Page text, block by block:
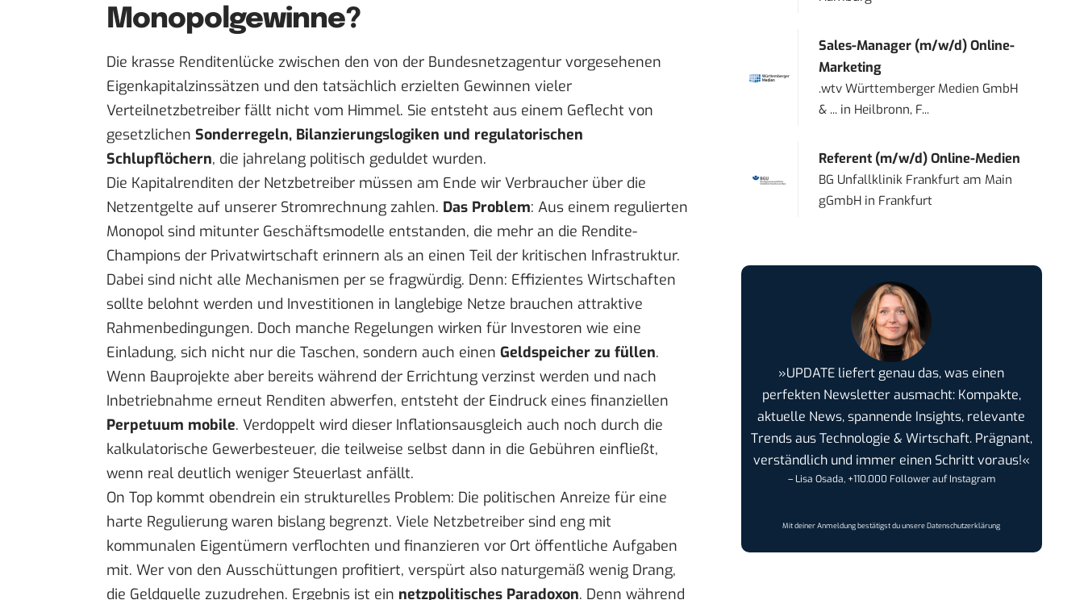
Monopolgewinne?
Die krasse Renditenlücke zwischen den von der Bundesnetzagentur vorgesehenen
Eigenkapitalzinssätzen und den tatsächlich erzielten Gewinnen vieler
Verteilnetzbetreiber fällt nicht vom Himmel. Sie entsteht aus einem Geflecht von
gesetzlichen Sonderregeln, Bilanzierungslogiken und regulatorischen
Schlupflöchern, die jahrelang politisch geduldet wurden.
Die Kapitalrenditen der Netzbetreiber müssen am Ende wir Verbraucher über die
Netzentgelte auf unserer Stromrechnung zahlen. Das Problem: Aus einem regulierten
Monopol sind mitunter Geschäftsmodelle entstanden, die mehr an die Rendite-
Champions der Privatwirtschaft erinnern als an einen Teil der kritischen Infrastruktur.
Dabei sind nicht alle Mechanismen per se fragwürdig. Denn: Effizientes Wirtschaften
sollte belohnt werden und Investitionen in langlebige Netze brauchen attraktive
Rahmenbedingungen. Doch manche Regelungen wirken für Investoren wie eine
Einladung, sich nicht nur die Taschen, sondern auch einen Geldspeicher zu füllen.
Wenn Bauprojekte aber bereits während der Errichtung verzinst werden und nach
Inbetriebnahme erneut Renditen abwerfen, entsteht der Eindruck eines finanziellen
Perpetuum mobile. Verdoppelt wird dieser Inflationsausgleich auch noch durch die
kalkulatorische Gewerbesteuer, die teilweise selbst dann in die Gebühren einfließt,
wenn real deutlich weniger Steuerlast anfällt.
On Top kommt obendrein ein strukturelles Problem: Die politischen Anreize für eine
harte Regulierung waren bislang begrenzt. Viele Netzbetreiber sind eng mit
kommunalen Eigentümern verflochten und finanzieren vor Ort öffentliche Aufgaben
mit. Wer von den Ausschüttungen profitiert, verspürt also naturgemäß wenig Drang,
die Geldquelle zuzudrehen. Ergebnis ist ein netzpolitisches Paradoxon. Denn während
Sales-Manager (m/w/d) Online-
Marketing
.wtv Württemberger Medien GmbH
& ... in Heilbronn, F...
Referent (m/w/d) Online-Medien
BG Unfallklinik Frankfurt am Main
gGmbH in Frankfurt
»UPDATE liefert genau das, was einen
perfekten Newsletter ausmacht: Kompakte,
aktuelle News, spannende Insights, relevante
Trends aus Technologie & Wirtschaft. Prägnant,
verständlich und immer einen Schritt voraus!«
– Lisa Osada, +110.000 Follower auf Instagram
Mit deiner Anmeldung bestätigst du unsereDatenschutzerklärung